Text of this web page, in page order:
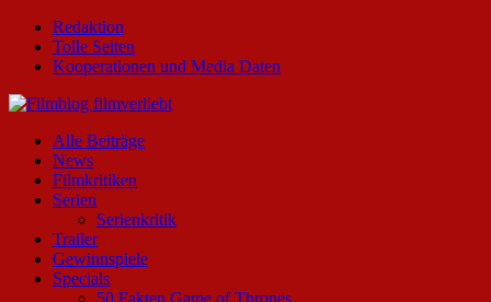
Redaktion
Tolle Seiten
Kooperationen und Media Daten
Alle Beiträge
News
Filmkritiken
Serien
Serienkritik
Trailer
Gewinnspiele
Specials
50 Fakten Game of Thrones